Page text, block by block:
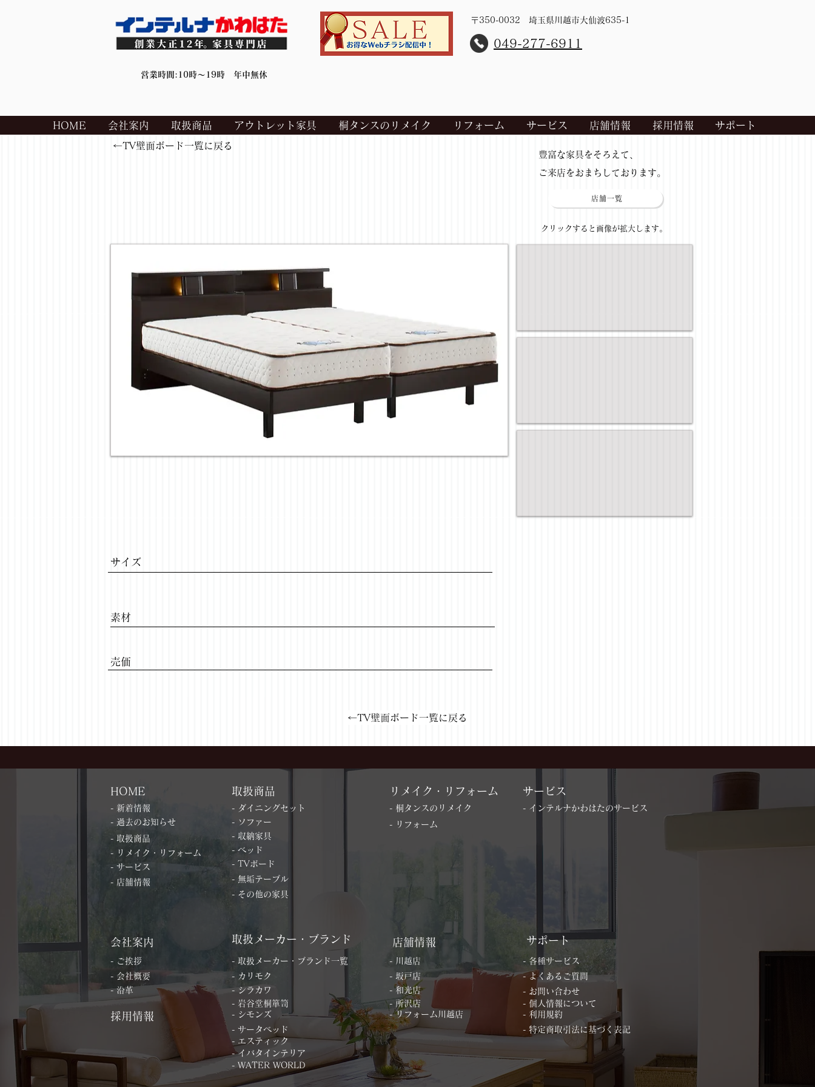
〒350-0032 埼玉県川越市大仙波635-1
​049-277-6911
営業時間:10時～19時 年中無休
HOME 会社案内 取扱商品 アウトレット家具 桐タンスのリメイク リフォーム サービス 店舗情報 採用情報 サポート
←TV壁面ボード一覧に戻る
​豊富な家具をそろえて、
ご来店をおまちしております。
店舗一覧
​クリックすると画像が拡大します。
サイズ
​素材
​売価
←TV壁面ボード一覧に戻る
HOME
- 新着情報
- 過去のお知らせ
- 取扱商品
- リメイク・リフォーム
- サービス
- 店舗情報
取扱商品
- ダイニングセット
- ソファー
- 収納家具
- ベッド
- TVボード
- 無垢テーブル
リメイク・リフォーム
- 桐タンスのリメイク
サービス
- インテルナかわはたのサービス
- リフォーム
- その他の家具
会社案内
- ご挨拶
- 会社概要
- 沿革
採用情報
取扱メーカー・ブランド
- 取扱メーカー・ブランド一覧
- カリモク
- シラカワ
- 岩谷堂桐箪笥
- シモンズ
- サータベッド
- エスティック
店舗情報
- 川越店
- 坂戸店
- 和光店
- 所沢店
- リフォーム川越店
サポート
- 各種サービス
- よくあるご質問
- お問い合わせ
- 個人情報について
- 利用規約
- 特定商取引法に基づく表記
- イバタインテリア
- WATER WORLD